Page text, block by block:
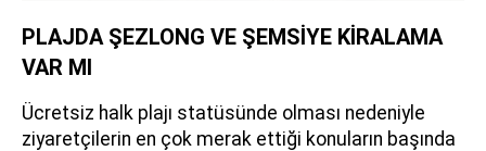
PLAJDA ŞEZLONG VE ŞEMSİYE KİRALAMA
VAR MI
Ücretsiz halk plajı statüsünde olması nedeniyle
ziyaretçilerin en çok merak ettiği konuların başında